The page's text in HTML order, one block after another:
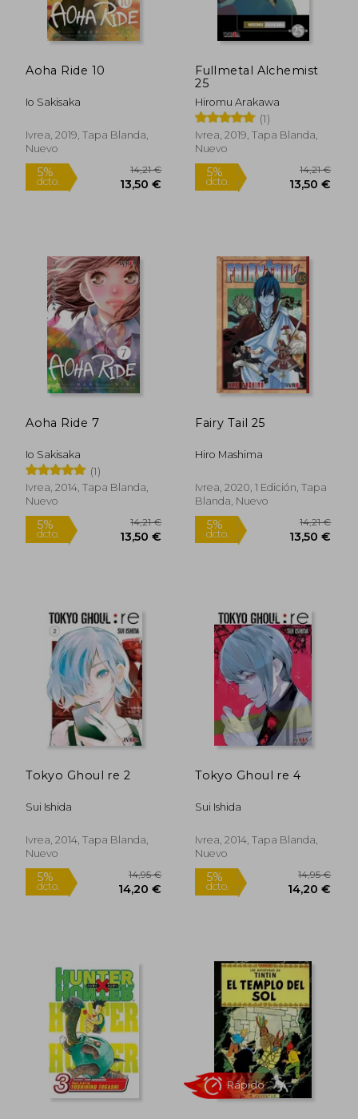
dcto. 25,10 €
5%
dcto.
Aoha Ride 10
Io Sakisaka
Ivrea, 2019, Tapa Blanda,
Nuevo
dcto. 13,50 €
Fullmetal Alchemist
25
Hiromu Arakawa
(1)
Ivrea, 2019, Tapa Blanda,
Nuevo
5%
dcto.
Aoha Ride 7
Io Sakisaka
(1)
Ivrea, 2014, Tapa Blanda,
Nuevo
Fairy Tail 25
Hiro Mashima
Ivrea, 2020, 1 Edición, Tapa
Blanda, Nuevo
5%
Tokyo Ghoul re 2
Sui Ishida
Ivrea, 2014, Tapa Blanda,
Nuevo
Tokyo Ghoul re 4
Sui Ishida
Ivrea, 2014, Tapa Blanda,
Nuevo